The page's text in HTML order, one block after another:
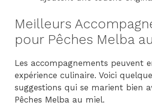
Meilleurs
pour Pêches Melba
Les accompagnements peuvent
expérience culinaire. Voici
suggestions qui se marient bien
Pêches Melba au miel.